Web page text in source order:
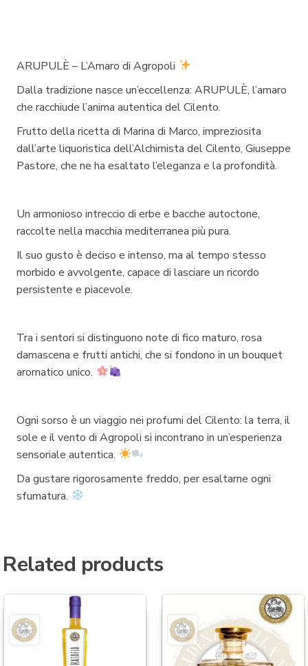
ARUPULÈ – L’Amaro di Agropoli
Dalla tradizione nasce un’eccellenza: ARUPULÈ, l’amaro
che racchiude l’anima autentica del Cilento.
Frutto della ricetta di Marina di Marco, impreziosita
dall’arte liquoristica dell’Alchimista del Cilento, Giuseppe
Pastore, che ne ha esaltato l’eleganza e la profondità.
Un armonioso intreccio di erbe e bacche autoctone,
raccolte nella macchia mediterranea più pura.
Il suo gusto è deciso e intenso, ma al tempo stesso
morbido e avvolgente, capace di lasciare un ricordo
persistente e piacevole.
Tra i sentori si distinguono note di fico maturo, rosa
damascena e frutti antichi, che si fondono in un bouquet
aromatico unico.
Ogni sorso è un viaggio nei profumi del Cilento: la terra, il
sole e il vento di Agropoli si incontrano in un’esperienza
sensoriale autentica.
Da gustare rigorosamente freddo, per esaltarne ogni
sfumatura.
Related products